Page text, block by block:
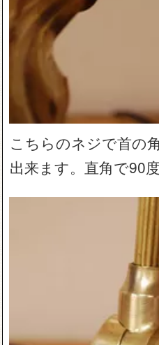
こちらのネジで首の
出来ます。直角で90